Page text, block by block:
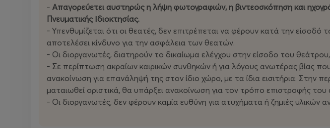
- Απαγορεύετει αυστηρώς η λήψη φωτογραφιών, η βιντεοσκόπηση και
Πνευματικής Ιδιοκτησίας.
- Υπενθυμίζεται ότι οι θεατές, δεν επιτρέπεται να φέρουν κατά την
αποτελέσει κίνδυνο για την ασφάλεια των θεατών.
- Οι διοργανωτές, διατηρούν το δικαίωμα ελέγχου στην είσοδο του
- Σε περίπτωση ακραίων καιρικών συνθηκών ή για λόγους ανωτέρας βίας
ανακοίνωση για επανάληψή της στον ίδιο χώρο, με τα ίδια εισιτήρια.
ματαιωθεί οριστικά, θα υπάρξει ανακοίνωση για τον τρόπο επιστροφής του
- Οι διοργανωτές, δεν φέρουν καμία ευθύνη για ατυχήματα ή ζημιές